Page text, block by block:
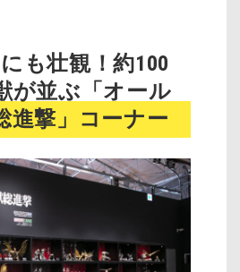
も壮観！約100
が並ぶ「オール
進撃」コーナー